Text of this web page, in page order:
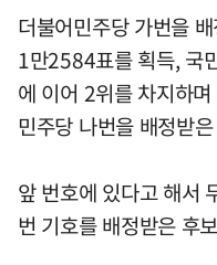
더불어민주당 가번을
1만2584표를 획득, 국
에 이어 2위를 차지하
민주당 나번을 배정받
앞 번호에 있다고 해서
번 기호를 배정받은 후